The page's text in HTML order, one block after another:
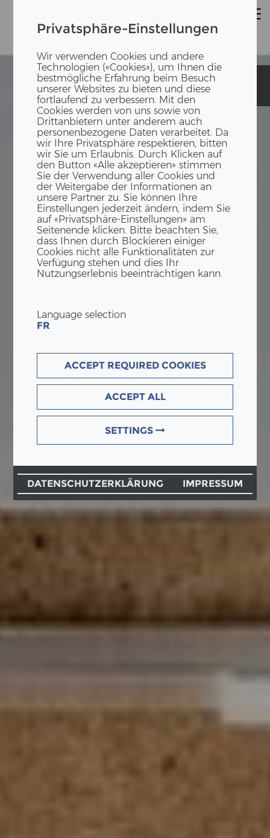
Privatsphäre-Einstellungen
Wir verwenden Cookies und andere
Technologien («Cookies»), um Ihnen die
bestmögliche Erfahrung beim Besuch
unserer Websites zu bieten und diese
fortlaufend zu verbessern. Mit den
Cookies werden von uns sowie von
Drittanbietern unter anderem auch
personenbezogene Daten verarbeitet. Da
wir Ihre Privatsphäre respektieren, bitten
wir Sie um Erlaubnis. Durch Klicken auf
den Button «Alle akzeptieren» stimmen
Sie der Verwendung aller Cookies und
der Weitergabe der Informationen an
unsere Partner zu. Sie können Ihre
Einstellungen jederzeit ändern, indem Sie
auf «Privatsphäre-Einstellungen» am
Seitenende klicken. Bitte beachten Sie,
dass Ihnen durch Blockieren einiger
Cookies nicht alle Funktionalitäten zur
Verfügung stehen und dies Ihr
Nutzungserlebnis beeinträchtigen kann.
Language selection
FR
ACCEPT REQUIRED COOKIES
ACCEPT ALL
SETTINGS
DATENSCHUTZERKLÄRUNG IMPRESSUM
Baumschule
Zulauf AG
Baumschule
Zulauf AG